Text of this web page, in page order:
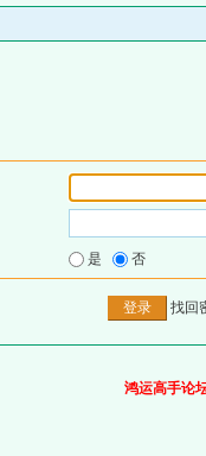
是 否
找回
鸿运高手论